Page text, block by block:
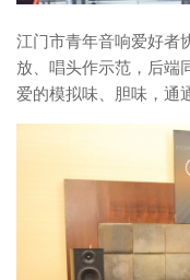
江门市青年音响爱好者
放、唱头作示范，后端
爱的模拟味、胆味，通